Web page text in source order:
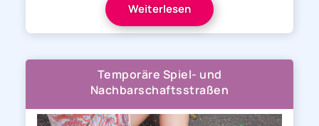
Weiterlesen
Temporäre Spiel- und
Nachbarschaftsstraßen